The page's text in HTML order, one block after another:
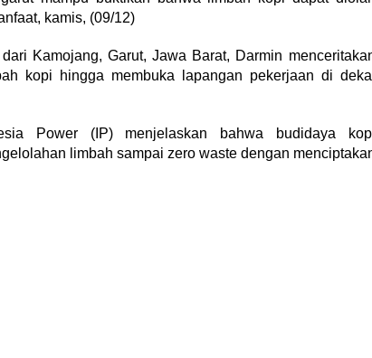
kamis, (09/12)
Kamojang, Garut, Jawa Barat, Darmin
kopi hingga membuka lapangan pekerjaan di
Power (IP) menjelaskan bahwa budidaya
limbah sampai zero waste dengan